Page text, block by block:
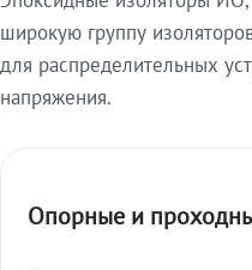
широкую группу
для распределительных
напряжения.
Опорные и